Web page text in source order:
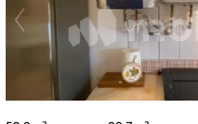
1
/